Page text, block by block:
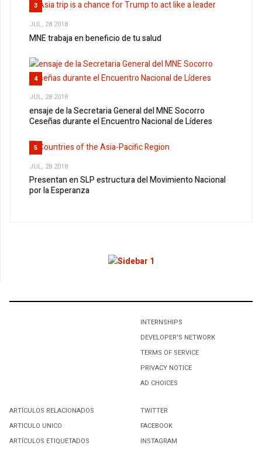
3
JUL, 28 2018
MNE trabaja en beneficio de tu salud
4
JUL, 28 2018
ensaje de la Secretaria General del MNE Socorro
Ceseñas durante el Encuentro Nacional de Líderes
5
JUL, 28 2018
Presentan en SLP estructura del Movimiento Nacional
por la Esperanza
PARA EL PRD: RENÉ BEJARANO
INTERNSHIPS
DEVELOPER'S NETWORK
TERMS OF SERVICE
PRIVACY NOTICE
AD CHOICES
ARTÍCULOS RELACIONADOS
ARTICULO UNICO
ARTÍCULOS ETIQUETADOS
TWITTER
FACEBOOK
INSTAGRAM